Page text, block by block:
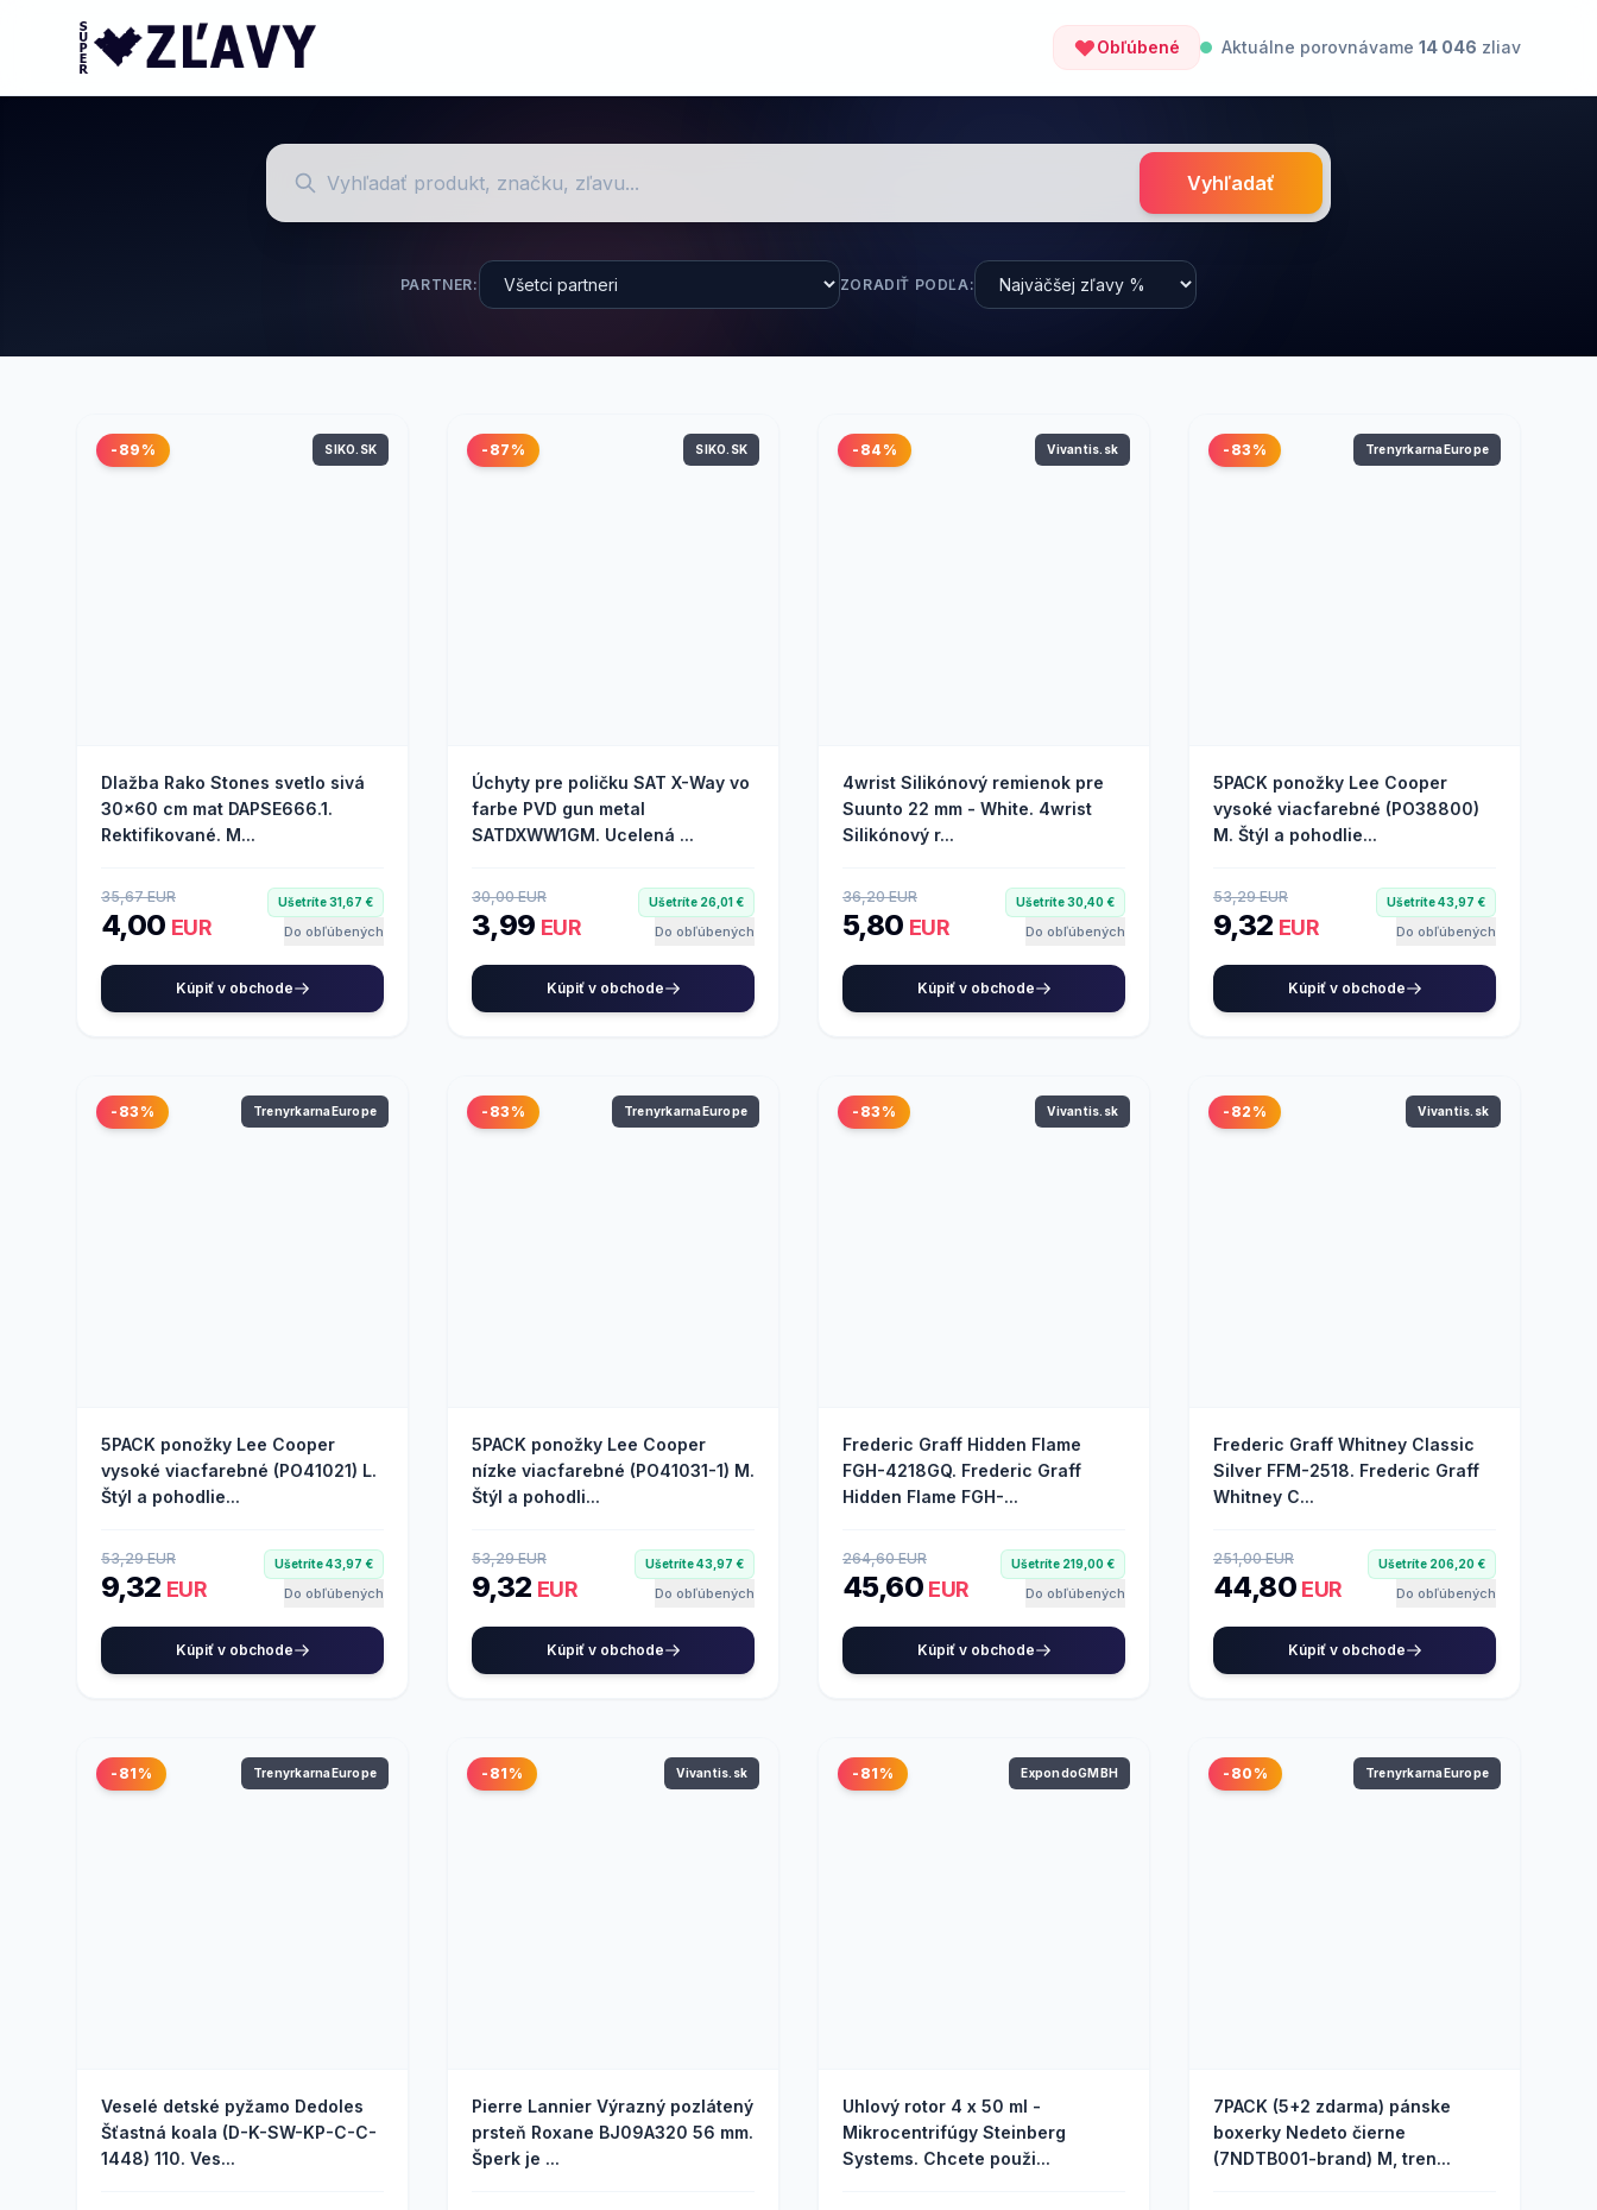
Obľúbené Aktuálne porovnávame 14 046 zliav
Vyhľadať
PARTNER: ZORADIŤ PODĽA:
-89% SIKO.SK
Dlažba Rako Stones svetlo sivá
30x60 cm mat DAPSE666.1.
Rektifikované. M...
35,67 EUR
4,00 EUR
Ušetríte 31,67 €
Do obľúbených
Kúpiť v obchode
-87% SIKO.SK
Úchyty pre poličku SAT X-Way vo
farbe PVD gun metal
SATDXWW1GM. Ucelená ...
30,00 EUR
3,99 EUR
Ušetríte 26,01 €
Do obľúbených
Kúpiť v obchode
-84% Vivantis.sk
4wrist Silikónový remienok pre
Suunto 22 mm - White. 4wrist
Silikónový r...
36,20 EUR
5,80 EUR
Ušetríte 30,40 €
Do obľúbených
Kúpiť v obchode
-83% TrenyrkarnaEurope
5PACK ponožky Lee Cooper
vysoké viacfarebné (PO38800)
M. Štýl a pohodlie...
53,29 EUR
9,32 EUR
Ušetríte 43,97 €
Do obľúbených
Kúpiť v obchode
-83% TrenyrkarnaEurope
5PACK ponožky Lee Cooper
vysoké viacfarebné (PO41021) L.
Štýl a pohodlie...
53,29 EUR
9,32 EUR
Ušetríte 43,97 €
Do obľúbených
Kúpiť v obchode
-83% TrenyrkarnaEurope
5PACK ponožky Lee Cooper
nízke viacfarebné (PO41031-1) M.
Štýl a pohodli...
53,29 EUR
9,32 EUR
Ušetríte 43,97 €
Do obľúbených
Kúpiť v obchode
-83% Vivantis.sk
Frederic Graff Hidden Flame
FGH-4218GQ. Frederic Graff
Hidden Flame FGH-...
264,60 EUR
45,60 EUR
Ušetríte 219,00 €
Do obľúbených
Kúpiť v obchode
-82% Vivantis.sk
Frederic Graff Whitney Classic
Silver FFM-2518. Frederic Graff
Whitney C...
251,00 EUR
44,80 EUR
Ušetríte 206,20 €
Do obľúbených
Kúpiť v obchode
-81% TrenyrkarnaEurope
Veselé detské pyžamo Dedoles
Šťastná koala (D-K-SW-KP-C-C-
1448) 110. Ves...
-81% Vivantis.sk
Pierre Lannier Výrazný pozlátený
prsteň Roxane BJ09A320 56 mm.
Šperk je ...
-81% ExpondoGMBH
Uhlový rotor 4 x 50 ml -
Mikrocentrifúgy Steinberg
Systems. Chcete použi...
-80% TrenyrkarnaEurope
7PACK (5+2 zdarma) pánske
boxerky Nedeto čierne
(7NDTB001-brand) M, tren...